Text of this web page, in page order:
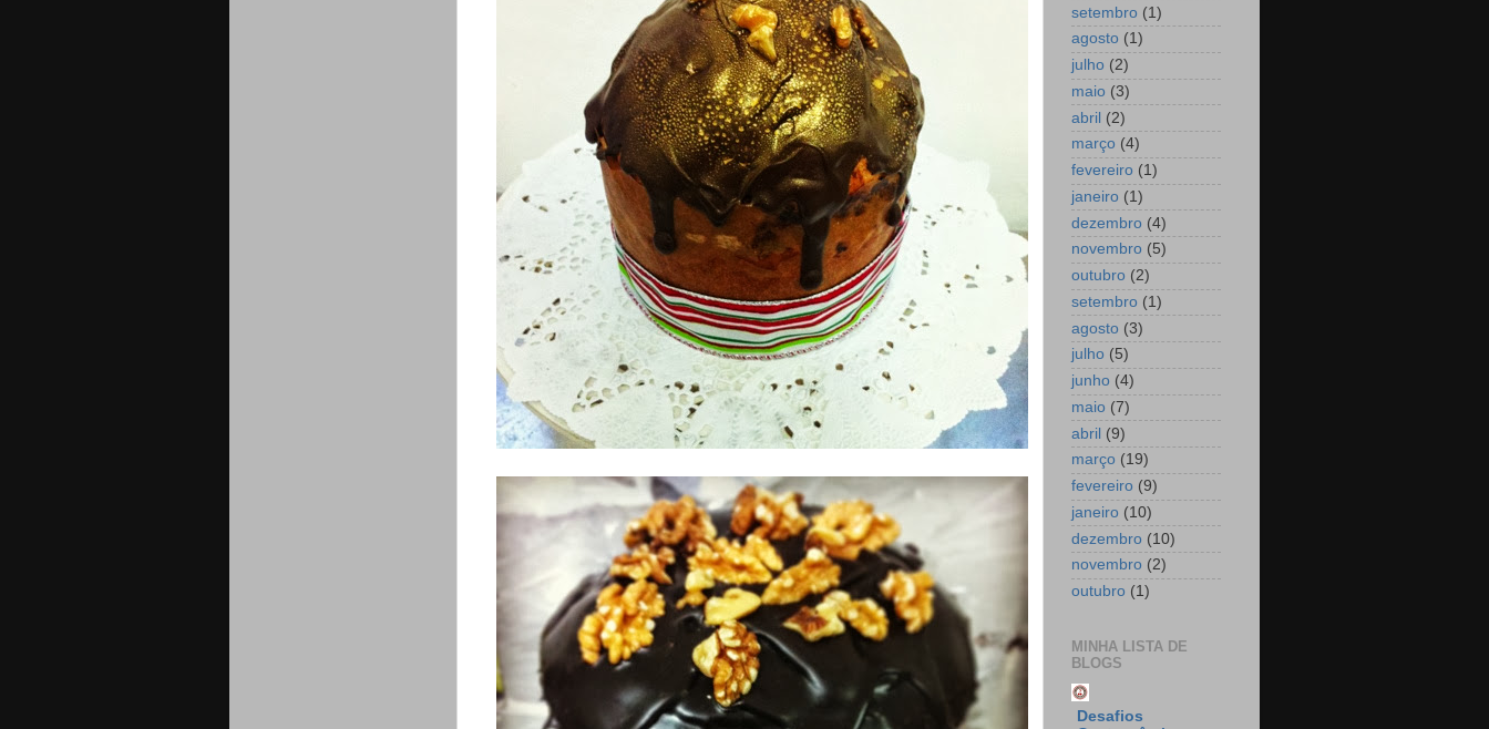
setembro (1)
agosto (1)
julho (2)
maio (3)
abril (2)
março (4)
fevereiro (1)
janeiro (1)
dezembro (4)
novembro (5)
outubro (2)
setembro (1)
agosto (3)
julho (5)
junho (4)
maio (7)
abril (9)
março (19)
fevereiro (9)
janeiro (10)
dezembro (10)
novembro (2)
outubro (1)
MINHA LISTA DE
BLOGS
Desafios